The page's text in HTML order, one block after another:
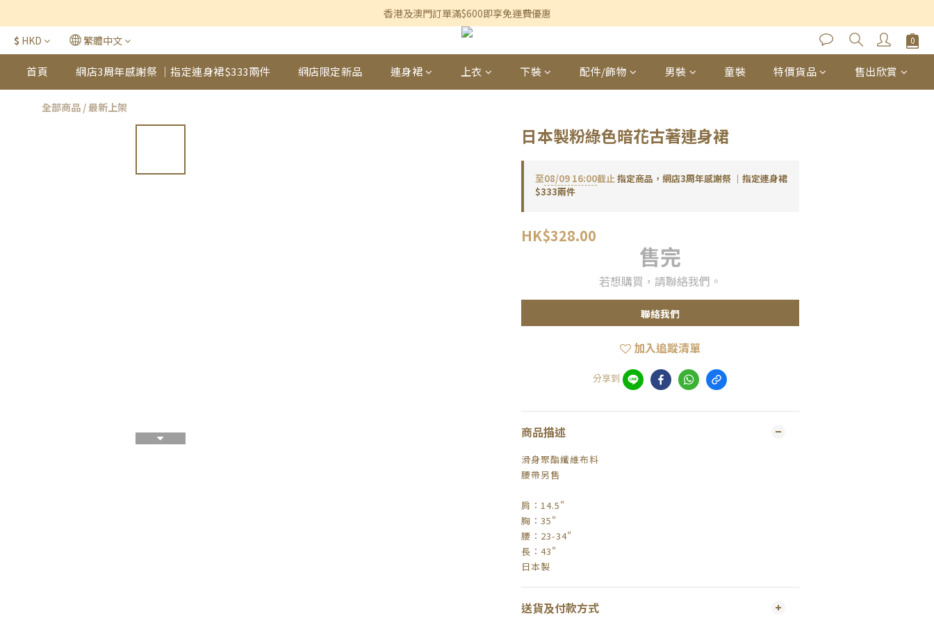
香港及澳門訂單滿$600即享免運費優惠
香港及澳門訂單滿$600即享免運費優惠
3個月內買滿$1,200可享永久九折優惠
香港及澳門訂單滿$600即享免運費優惠
$ HKD 繁體中文
首頁 網店3周年感謝祭 ｜指定連身裙$333兩件 網店限定新品 連身裙 上衣 下裝 配件/飾物 男裝 童裝 特價貨品 售出欣賞
全部商品 /最新上架
日本製粉綠色暗花古著連身裙
至08/09 16:00截止指定商品，網店3周年感謝祭 ｜指定連身裙
$333兩件
HK$328.00
售完
若想購買，請聯絡我們。
聯絡我們
加入追蹤清單
分享到
商品描述
滑身聚酯纖維布料
腰帶另售
肩：14.5"
胸：35"
腰：23-34"
長：43"
日本製
送貨及付款方式